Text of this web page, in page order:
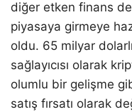
diğer etken finans
piyasaya girmeye
oldu. 65 milyar
sağlayıcısı olarak
olumlu bir gelişme
satış fırsatı olarak